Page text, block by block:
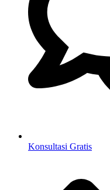
Konsultasi Gratis